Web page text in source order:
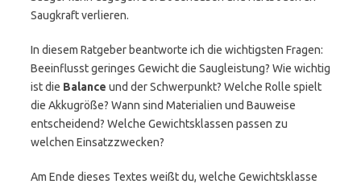
Saugkraft verlieren.
In diesem Ratgeber beantworte ich die wichtigsten Fragen:
Beeinflusst geringes Gewicht die Saugleistung? Wie wichtig
ist die Balance und der Schwerpunkt? Welche Rolle spielt
die Akkugröße? Wann sind Materialien und Bauweise
entscheidend? Welche Gewichtsklassen passen zu
welchen Einsatzzwecken?
Am Ende dieses Textes weißt du, welche Gewichtsklasse